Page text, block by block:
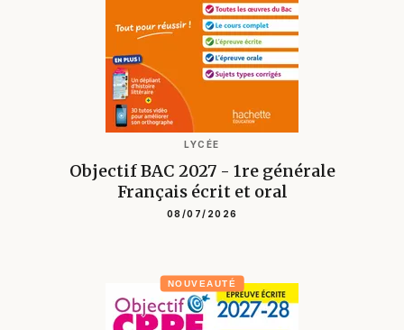
LYCÉE
Objectif BAC 2027 - 1re générale
Français écrit et oral
08/07/2026
NOUVEAUTÉ